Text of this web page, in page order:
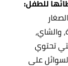
للطفل:
والشاي،
تحتوي
على